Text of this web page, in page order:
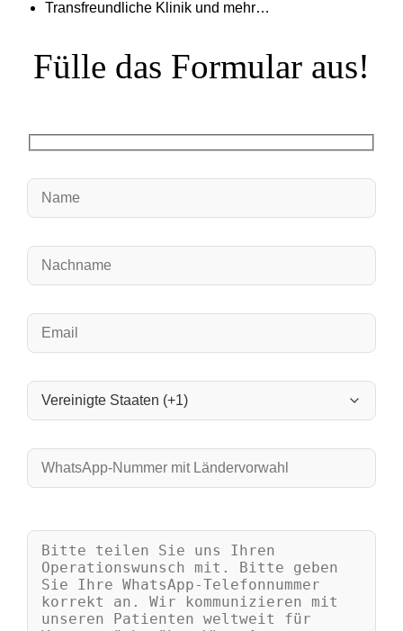
Transfreundliche Klinik und mehr…
Fülle das Formular aus!